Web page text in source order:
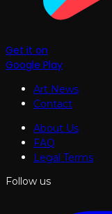
Get it on
Google Play
Art News
Contact
About Us
FAQ
Legal Terms
Follow us